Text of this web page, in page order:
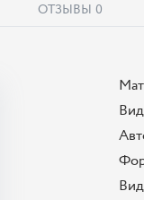
ОТЗЫВЫ 0